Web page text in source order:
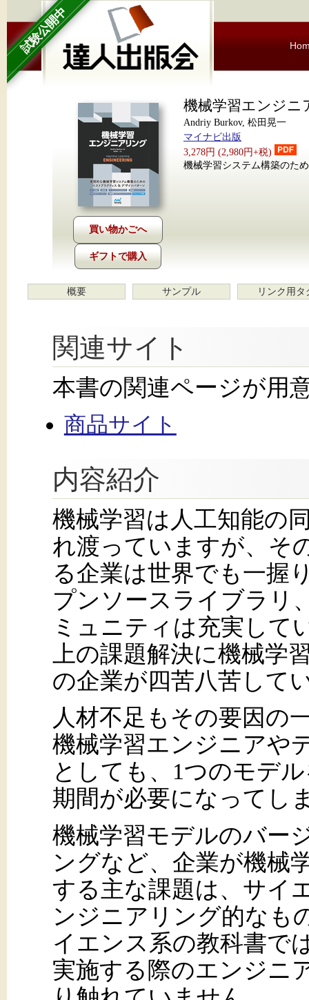
試験公開中
ギフトで購入
機械学習エンジニ
Andriy Burkov, 松田晃一
マイナビ出版
3,278円 (2,980円+税)
機械学習システム構築のた
概要 サンプル リンク用タ
関連サイト
本書の関連ページが用
商品サイト
内容紹介
機械学習は人工知能の
れ渡っていますが、そ
る企業は世界でも一握
プンソースライブラリ
ミュニティは充実して
上の課題解決に機械学
の企業が四苦八苦して
人材不足もその要因の
機械学習エンジニアや
としても、1つのモデ
期間が必要になってし
機械学習モデルのバー
ングなど、企業が機械
する主な課題は、サイ
ンジニアリング的なも
イエンス系の教科書で
実施する際のエンジニ